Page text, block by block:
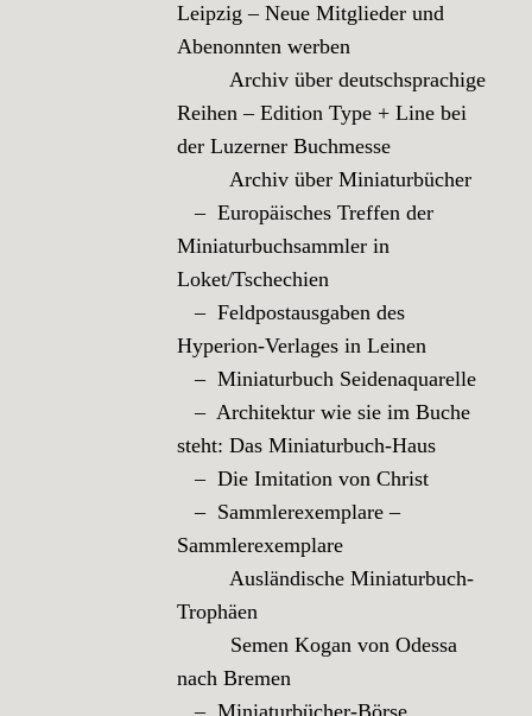
Leipzig – Neue Mitglieder und
Abenonnten werben
Archiv über deutschsprachige
Reihen – Edition Type + Line bei
der Luzerner Buchmesse
Archiv über Miniaturbücher
– Europäisches Treffen der
Miniaturbuchsammler in
Loket/Tschechien
– Feldpostausgaben des
Hyperion-Verlages in Leinen
– Miniaturbuch Seidenaquarelle
– Architektur wie sie im Buche
steht: Das Miniaturbuch-Haus
– Die Imitation von Christ
– Sammlerexemplare –
Sammlerexemplare
Ausländische Miniaturbuch-
Trophäen
Semen Kogan von Odessa
nach Bremen